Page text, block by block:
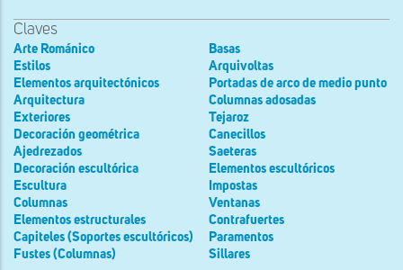
Claves
Arte Románico
Estilos
Elementos arquitectónicos
Arquitectura
Exteriores
Decoración geométrica
Ajedrezados
Decoración escultórica
Escultura
Columnas
Elementos estructurales
Capiteles (Soportes escultóricos)
Fustes (Columnas)
Basas
Arquivoltas
Portadas de arco de medio punto
Columnas adosadas
Tejaroz
Canecillos
Saeteras
Elementos escultóricos
Impostas
Ventanas
Contrafuertes
Paramentos
Sillares